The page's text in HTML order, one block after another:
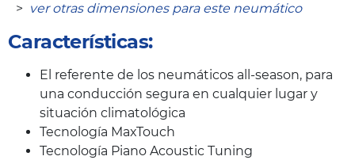
> ver otras dimensiones para este neumático
Características:
El referente de los neumáticos all-season, para
una conducción segura en cualquier lugar y
situación climatológica
Tecnología MaxTouch
Tecnología Piano Acoustic Tuning